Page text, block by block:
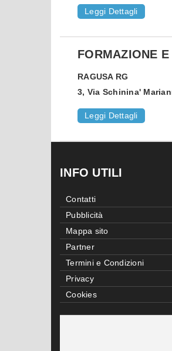
Leggi Dettagli
FORMAZIONE
RAGUSA RG
3, Via Schinina'
Leggi Dettagli
INFO UTILI
Contatti
Pubblicità
Mappa sito
Partner
Termini e Condizioni
Privacy
Cookies